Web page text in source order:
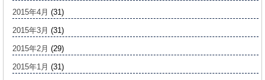
2015年4月 (31)
2015年3月 (31)
2015年2月 (29)
2015年1月 (31)